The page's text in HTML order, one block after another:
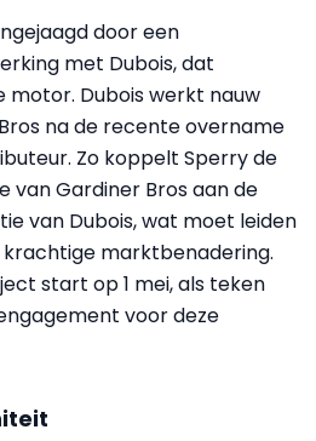
door een
met Dubois, dat
Dubois werkt nauw
na de recente overname
Zo koppelt Sperry de
van Gardiner Bros aan de
van Dubois, wat moet leiden
marktbenadering.
start op 1 mei, als teken
voor deze